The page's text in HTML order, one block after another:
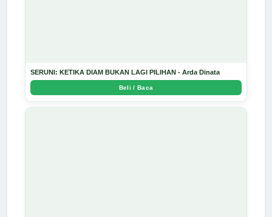
SERUNI: KETIKA DIAM BUKAN LAGI PILIHAN - Arda Dinata
Beli / Baca